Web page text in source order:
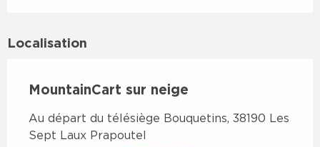
Localisation
MountainCart sur neige
Au départ du télésiège Bouquetins, 38190 Les
Sept Laux Prapoutel